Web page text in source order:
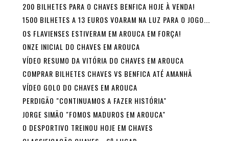
200 BILHETES PARA O CHAVES BENFICA HOJE À VENDA!
1500 BILHETES A 13 EUROS VOARAM NA LUZ PARA O JOGO...
OS FLAVIENSES ESTIVERAM EM AROUCA EM FORÇA!
ONZE INICIAL DO CHAVES EM AROUCA
VÍDEO RESUMO DA VITÓRIA DO CHAVES EM AROUCA
COMPRAR BILHETES CHAVES VS BENFICA ATÉ AMANHÃ
VÍDEO GOLO DO CHAVES EM AROUCA
PERDIGÃO "CONTINUAMOS A FAZER HISTÓRIA"
JORGE SIMÃO "FOMOS MADUROS EM AROUCA"
O DESPORTIVO TREINOU HOJE EM CHAVES